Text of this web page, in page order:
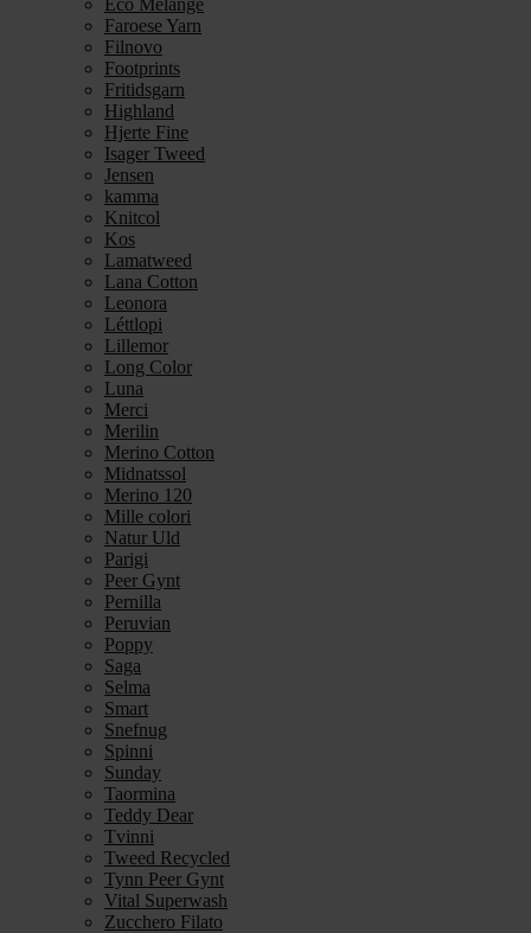
Eco Melange
Faroese Yarn
Filnovo
Footprints
Fritidsgarn
Highland
Hjerte Fine
Isager Tweed
Jensen
kamma
Knitcol
Kos
Lamatweed
Lana Cotton
Leonora
Léttlopi
Lillemor
Long Color
Luna
Merci
Merilin
Merino Cotton
Midnatssol
Merino 120
Mille colori
Natur Uld
Parigi
Peer Gynt
Pernilla
Peruvian
Poppy
Saga
Selma
Smart
Snefnug
Spinni
Sunday
Taormina
Teddy Dear
Tvinni
Tweed Recycled
Tynn Peer Gynt
Vital Superwash
Zucchero Filato